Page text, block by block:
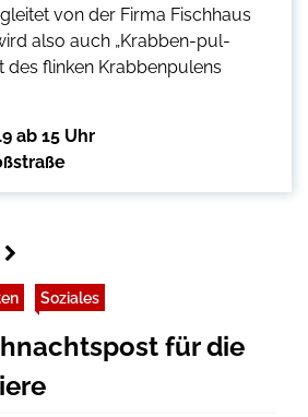
von der Firma Fischhaus
also auch „Krabben-pul-
des flinken Krabbenpulens
ab 15 Uhr
Soziales
für die